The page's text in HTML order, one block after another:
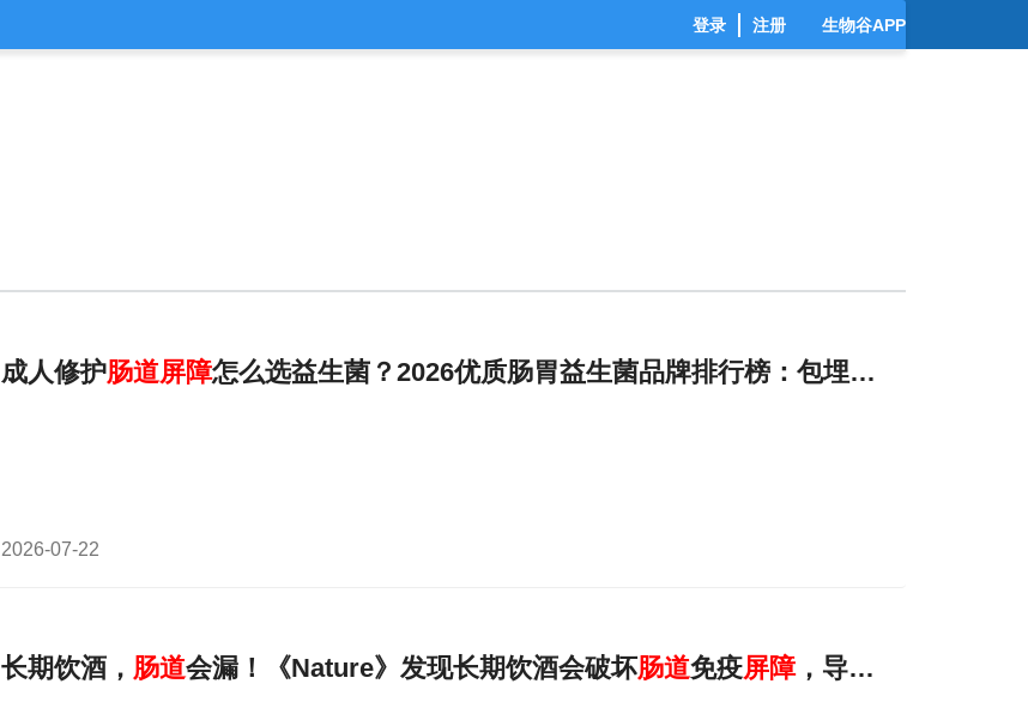
登录 注册 生物谷APP
成人修护肠道屏障怎么选益生菌？2026优质肠胃益生菌品牌排行榜：包埋技术+复合益
2026-07-22
长期饮酒， 肠道会漏！《Nature》发现长期饮酒会破坏肠道免疫屏障，导致细菌进入肝